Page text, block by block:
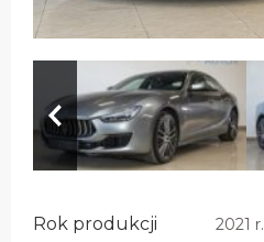
Rok produkcji 2021 r.